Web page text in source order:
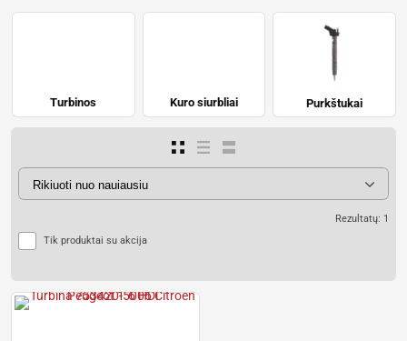
Turbinos Kuro siurbliai Purkštukai
Tik produktai su akcija
Rezultatų: 1